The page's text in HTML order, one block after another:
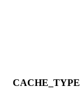
CACHE_TYPE